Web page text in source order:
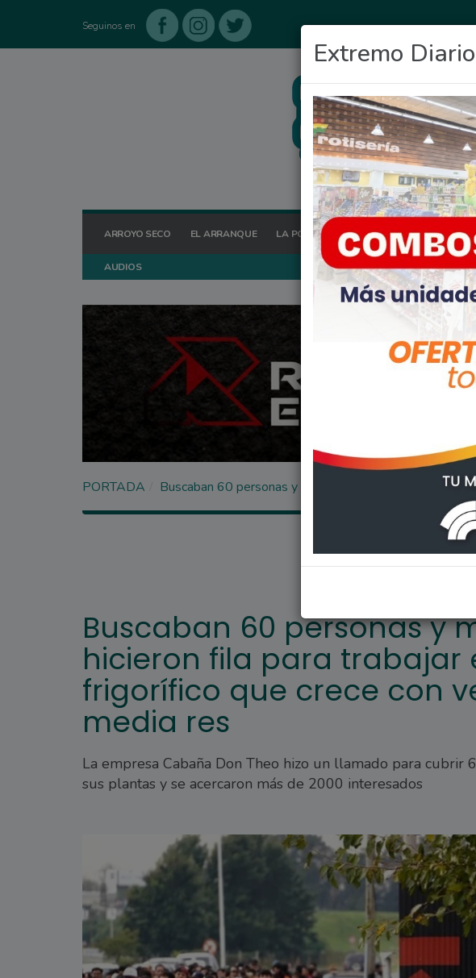
Seguinos en
ARROYO SECO EL ARRANQUE LA POSTA HOY OCIO DEPORTES
AUDIOS
Extremo Diario
PORTADA Buscaban 60 personas y mas de 4 mil hicieron fila para
Buscaban 60 personas y
hicieron fila para trabajar
frigorífico que crece con
media res
La empresa Cabaña Don Theo hizo un llamado para cubrir
sus plantas y se acercaron más de 2000 interesados